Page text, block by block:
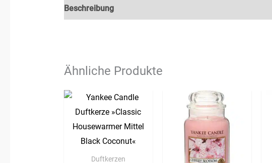
Beschreibung
Ähnliche Produkte
Duftkerzen